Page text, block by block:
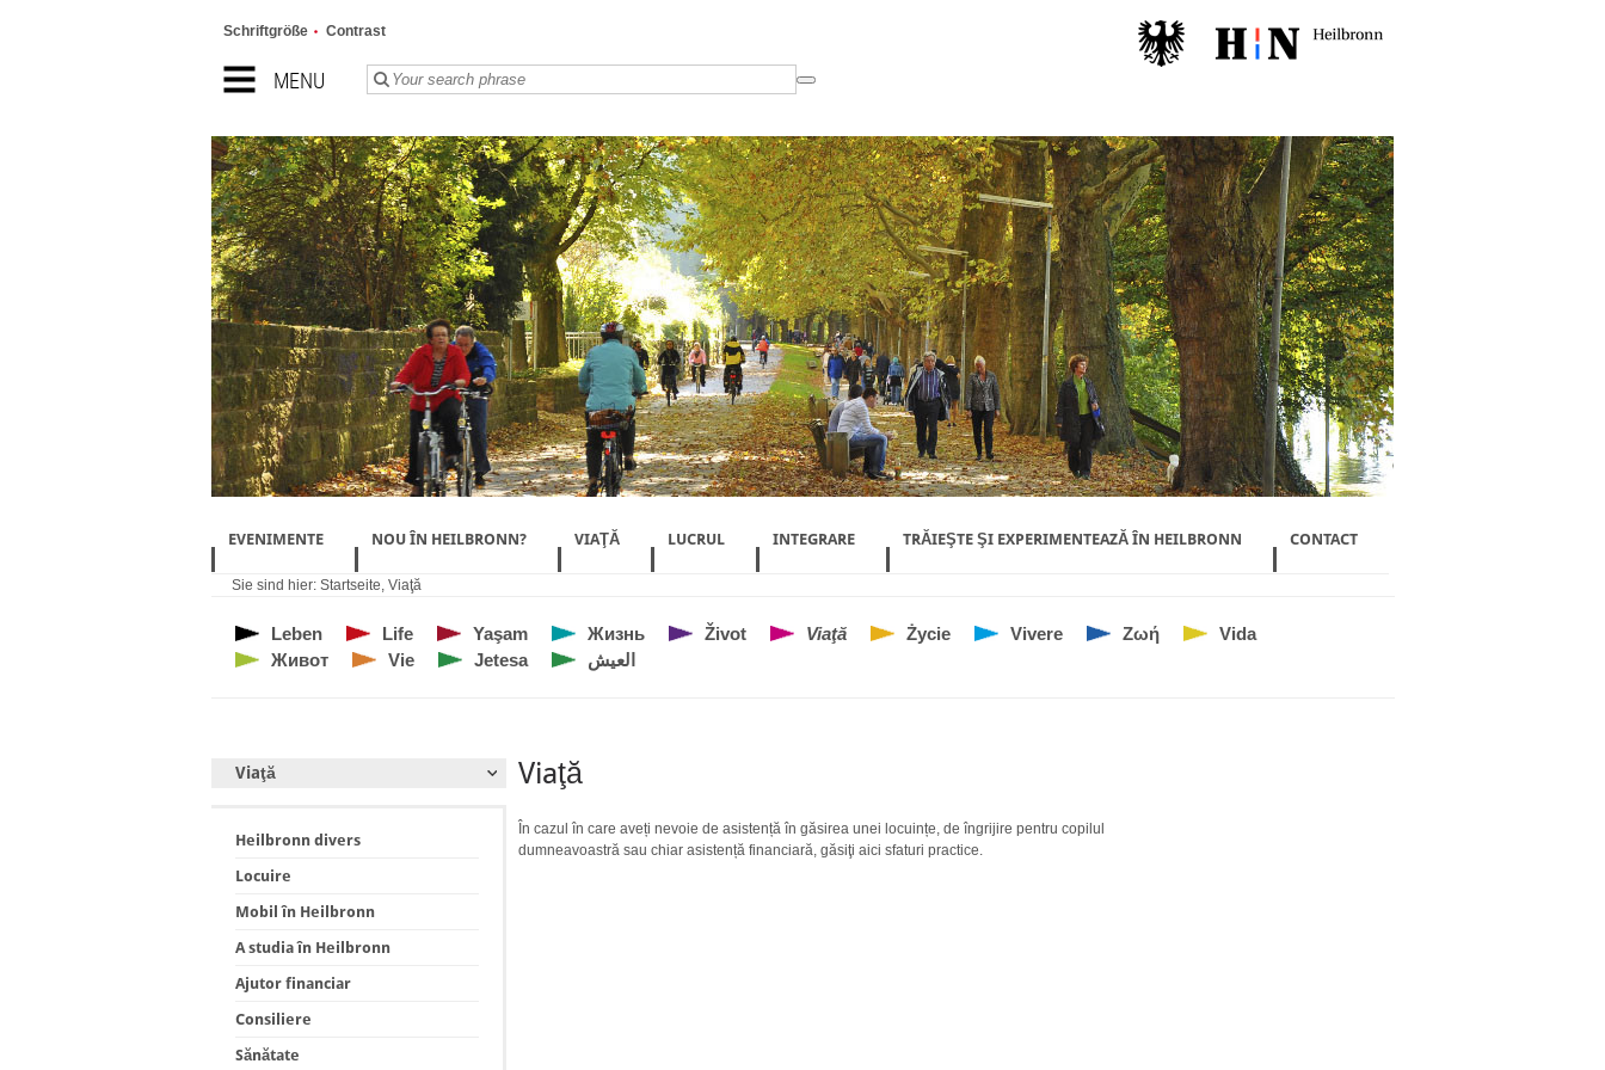
MENU
Schriftgröße Contrast
EVENIMENTE NOU ÎN HEILBRONN? VIAŢĂ LUCRUL INTEGRARE TRĂIEŞTE ŞI EXPERIMENTEAZĂ ÎN HEILBRONN CONTACT
Sie sind hier: Startseite, Viaţă
Leben Life Yaşam Жизнь Život Viaţă Życie Vivere Ζωή
Vida
Живот
Vie Jetesa العيش
Viaţă
Heilbronn divers
Locuire
Mobil în Heilbronn
A studia în Heilbronn
Ajutor financiar
Consiliere
Sănătate
Viaţă
În cazul în care aveți nevoie de asistență în găsirea unei locuințe, de îngrijire pentru copilul
dumneavoastră sau chiar asistență financiară, găsiţi aici sfaturi practice.